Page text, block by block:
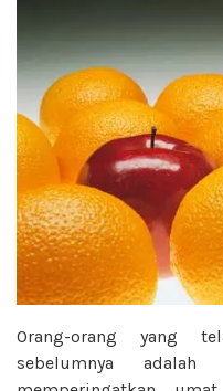
Orang-orang yang
sebelumnya